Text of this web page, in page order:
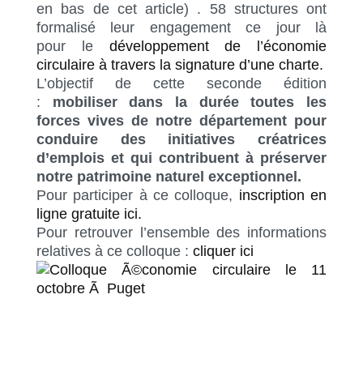
en bas de cet article) . 58 structures ont
formalisé leur engagement ce jour là
pour
le
développement de l’économie
circulaire à travers la signature d’une charte.
L’objectif de cette seconde édition
: mobiliser dans la durée toutes les
forces vives de notre département pour
conduire des initiatives créatrices
d’emplois et qui contribuent à préserver
notre patrimoine naturel exceptionnel.
Pour participer à ce colloque, inscription en
ligne gratuite ici.
Pour retrouver l’ensemble des informations
relatives à ce colloque : cliquer ici